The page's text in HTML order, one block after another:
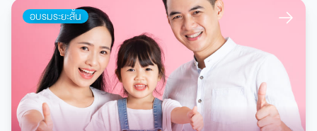
อบรมระยะสั้น